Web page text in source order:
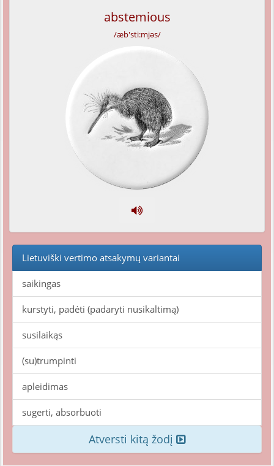
abstemious
/æb'sti:mjəs/
Lietuviški vertimo atsakymų variantai
saikingas
kurstyti, padėti (padaryti nusikaltimą)
susilaikąs
(su)trumpinti
apleidimas
sugerti, absorbuoti
Atversti kitą žodį